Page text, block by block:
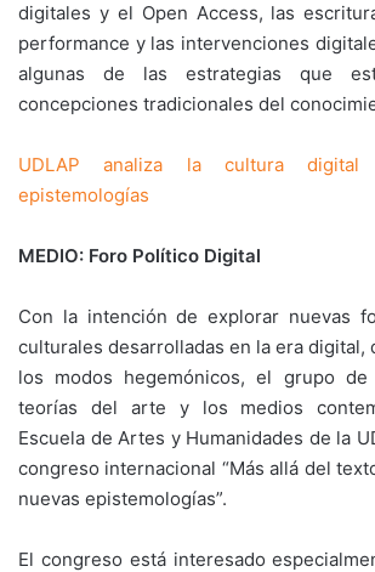
digitales y el Open Access, las
performance y las intervenciones
algunas de las estrategias que
concepciones tradicionales del
UDLAP analiza la cultura
epistemologías
MEDIO: Foro Político Digital
Con la intención de explorar nuevas
culturales desarrolladas en la era digital,
los modos hegemónicos, el grupo de
teorías del arte y los medios
Escuela de Artes y Humanidades de la
congreso internacional “Más allá del
nuevas epistemologías”.
El congreso está interesado